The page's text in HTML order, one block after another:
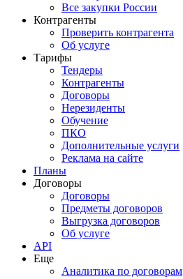
Все закупки России
Контрагенты
Проверить контрагента
Об услуге
Тарифы
Тендеры
Контрагенты
Договоры
Нерезиденты
Обучение
ПКО
Дополнительные услуги
Реклама на сайте
Планы
Договоры
Договоры
Предметы договоров
Выгрузка договоров
Об услуге
API
Еще
Аналитика по договорам